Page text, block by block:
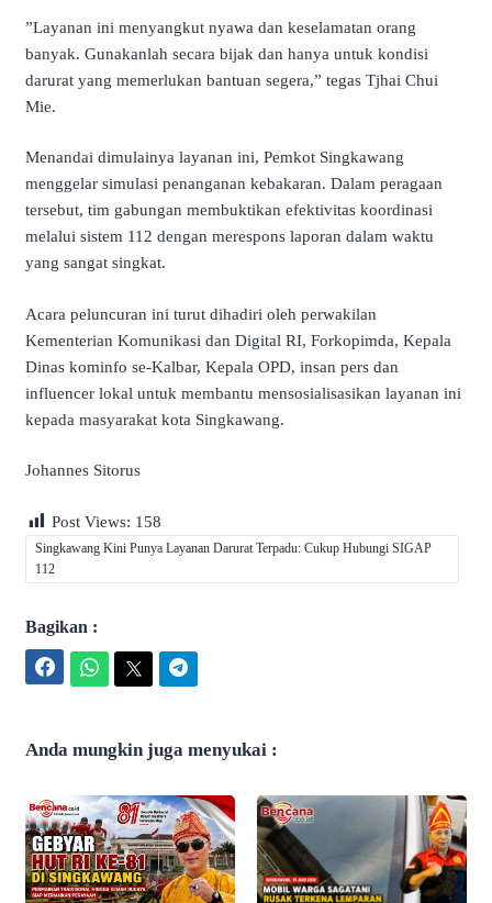
​”Layanan ini menyangkut nyawa dan keselamatan orang
banyak. Gunakanlah secara bijak dan hanya untuk kondisi
darurat yang memerlukan bantuan segera,” tegas Tjhai Chui
Mie.
​Menandai dimulainya layanan ini, Pemkot Singkawang
menggelar simulasi penanganan kebakaran. Dalam peragaan
tersebut, tim gabungan membuktikan efektivitas koordinasi
melalui sistem 112 dengan merespons laporan dalam waktu
yang sangat singkat.
​Acara peluncuran ini turut dihadiri oleh perwakilan
Kementerian Komunikasi dan Digital RI, Forkopimda, Kepala
Dinas kominfo se-Kalbar, Kepala OPD, insan pers dan
influencer lokal untuk membantu mensosialisasikan layanan ini
kepada masyarakat kota Singkawang.
Johannes Sitorus
Post Views: 158
Singkawang Kini Punya Layanan Darurat Terpadu: Cukup Hubungi SIGAP
112
Bagikan :
Anda mungkin juga menyukai :